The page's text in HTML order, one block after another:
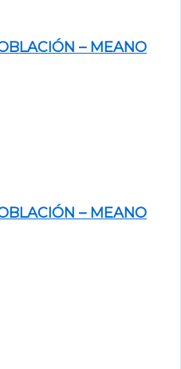
– MEANO
– MEANO